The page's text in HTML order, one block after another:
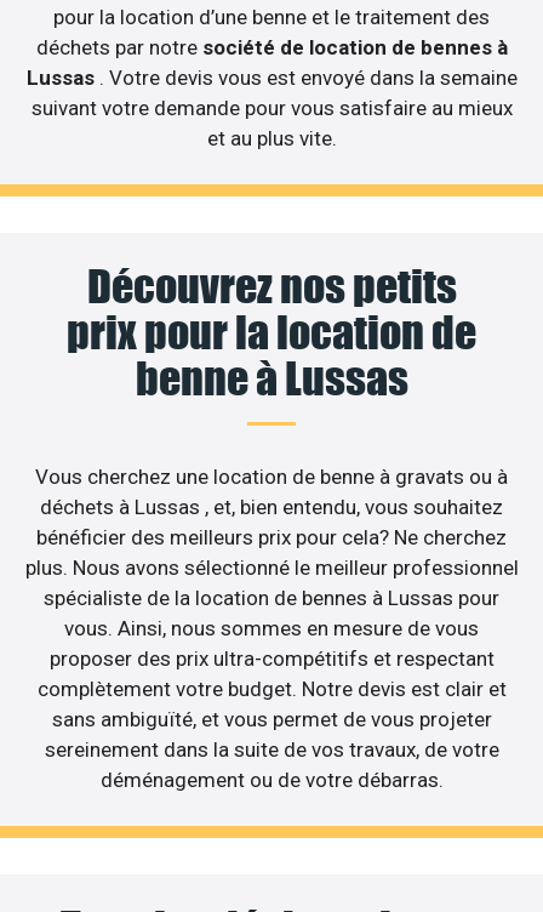
pour la location d’une benne et le traitement des
déchets par notre société de location de bennes à
Lussas . Votre devis vous est envoyé dans la semaine
suivant votre demande pour vous satisfaire au mieux
et au plus vite.
Découvrez nos petits
prix pour la location de
benne à Lussas
Vous cherchez une location de benne à gravats ou à
déchets à Lussas , et, bien entendu, vous souhaitez
bénéficier des meilleurs prix pour cela? Ne cherchez
plus. Nous avons sélectionné le meilleur professionnel
spécialiste de la location de bennes à Lussas pour
vous. Ainsi, nous sommes en mesure de vous
proposer des prix ultra-compétitifs et respectant
complètement votre budget. Notre devis est clair et
sans ambiguïté, et vous permet de vous projeter
sereinement dans la suite de vos travaux, de votre
déménagement ou de votre débarras.